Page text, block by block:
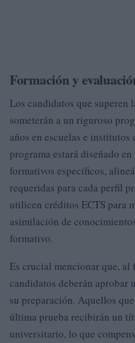
Formación y
Los candidatos que superen
someterán a un riguroso
años en escuelas e
programa estará diseñado
formativos específicos,
requeridas para cada perfil
utilicen créditos ECTS para
asimilación de
formativo.
Es crucial mencionar que,
candidatos deberán aprobar
su preparación. Aquellos
última prueba recibirán un
universitario, lo que